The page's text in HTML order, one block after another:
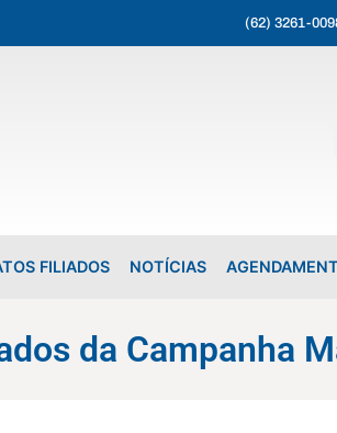
(62) 3261-
FILIADOS NOTÍCIAS
da Campanha